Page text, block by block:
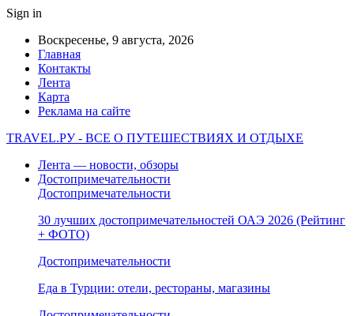
Sign in
Воскресенье, 9 августа, 2026
Главная
Контакты
Лента
Карта
Реклама на сайте
TRAVEL.РУ - ВСЕ О ПУТЕШЕСТВИЯХ И ОТДЫХЕ
Лента — новости, обзоры
Достопримечательности
Достопримечательности
30 лучших достопримечательностей ОАЭ 2026 (Рейтинг
+ ФОТО)
Достопримечательности
Еда в Турции: отели, рестораны, магазины